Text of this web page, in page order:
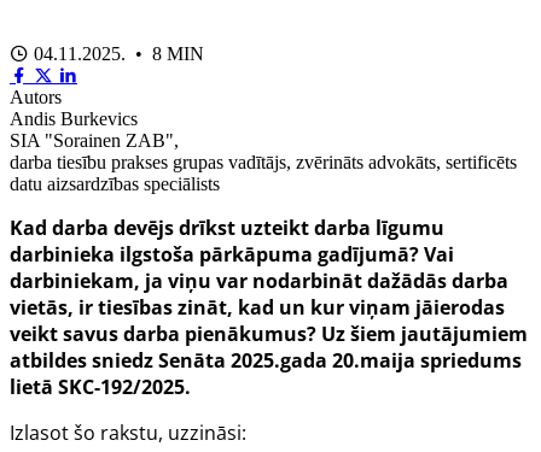
04.11.2025. • 8 MIN
Autors
Andis Burkevics
SIA "Sorainen ZAB",
darba tiesību prakses grupas vadītājs, zvērināts advokāts, sertificēts
datu aizsardzības speciālists
Kad darba devējs drīkst uzteikt darba līgumu
darbinieka ilgstoša pārkāpuma gadījumā? Vai
darbiniekam, ja viņu var nodarbināt dažādās darba
vietās, ir tiesības zināt, kad un kur viņam jāierodas
veikt savus darba pienākumus? Uz šiem jautājumiem
atbildes sniedz Senāta 2025.gada 20.maija spriedums
lietā SKC-192/2025.
Izlasot šo rakstu, uzzināsi: